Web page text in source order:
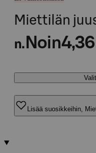
Miettilän
n. Noin
Lisää suosikkeihin,